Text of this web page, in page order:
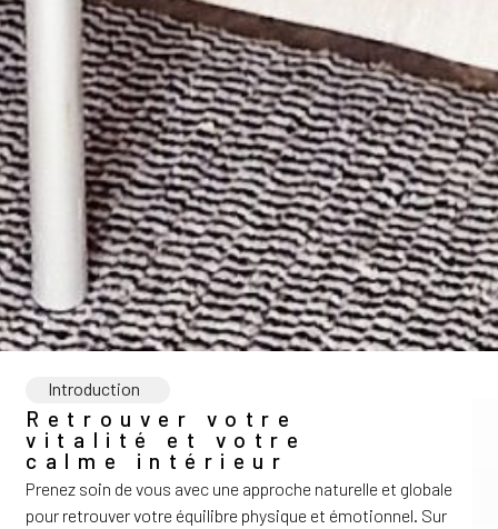
Introduction
Retrouver votre
vitalité et votre
calme intérieur
Prenez soin de vous avec une approche naturelle et globale
pour retrouver votre équilibre physique et émotionnel. Sur